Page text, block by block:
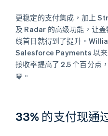
更稳定的支付集成，加上
及 Radar 的高级功能，让
线首日就得到了提升。
Salesforce Payments 以
接收率提高了 2.5 个百分点
零。
33% 的支付现通